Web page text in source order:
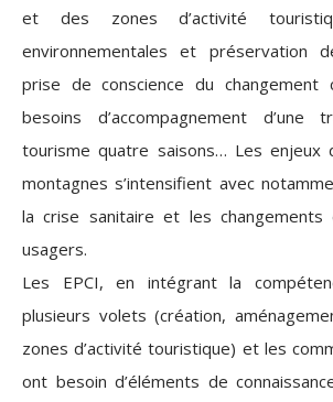
et des zones d’activité
environnementales et préservation
prise de conscience du changement
besoins d’accompagnement d’une
tourisme quatre saisons… Les
montagnes s’intensifient avec
la crise sanitaire et les
usagers.
Les EPCI, en intégrant la
plusieurs volets (création,
zones d’activité touristique) et les
ont besoin d’éléments de